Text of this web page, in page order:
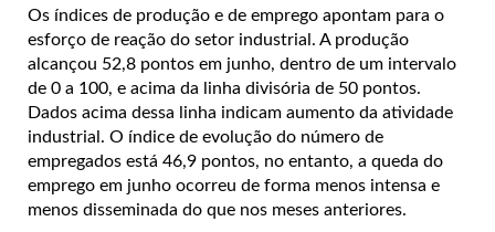
Os índices de produção e de emprego apontam para o
esforço de reação do setor industrial. A produção
alcançou 52,8 pontos em junho, dentro de um intervalo
de 0 a 100, e acima da linha divisória de 50 pontos.
Dados acima dessa linha indicam aumento da atividade
industrial. O índice de evolução do número de
empregados está 46,9 pontos, no entanto, a queda do
emprego em junho ocorreu de forma menos intensa e
menos disseminada do que nos meses anteriores.